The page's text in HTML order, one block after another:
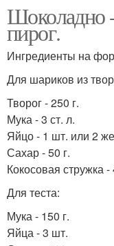
Шоколадно
пирог.
Ингредиенты на
Для шариков из
Творог - 250 г.
Мука - 3 ст. л.
Яйцо - 1 шт. или 2
Сахар - 50 г.
Кокосовая стружка -
Для теста:
Мука - 150 г.
Яйца - 3 шт.